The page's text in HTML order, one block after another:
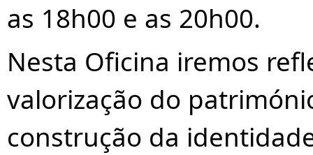
as 18h00 e as 20h00.
Nesta Oficina iremos
valorização do
construção da